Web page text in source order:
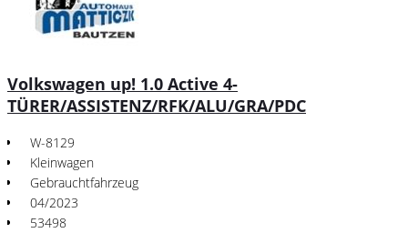
Volkswagen up! 1.0 Active 4-
TÜRER/ASSISTENZ/RFK/ALU/GRA/PDC
W-8129
Kleinwagen
Gebrauchtfahrzeug
04/2023
53498